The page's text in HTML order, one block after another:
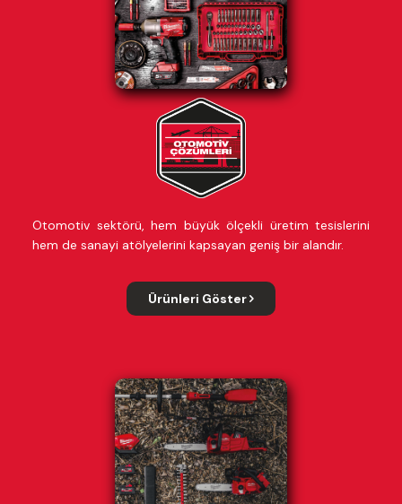
Otomotiv sektörü, hem büyük ölçekli üretim tesislerini
hem de sanayi atölyelerini kapsayan geniş bir alandır.
Ürünleri Göster